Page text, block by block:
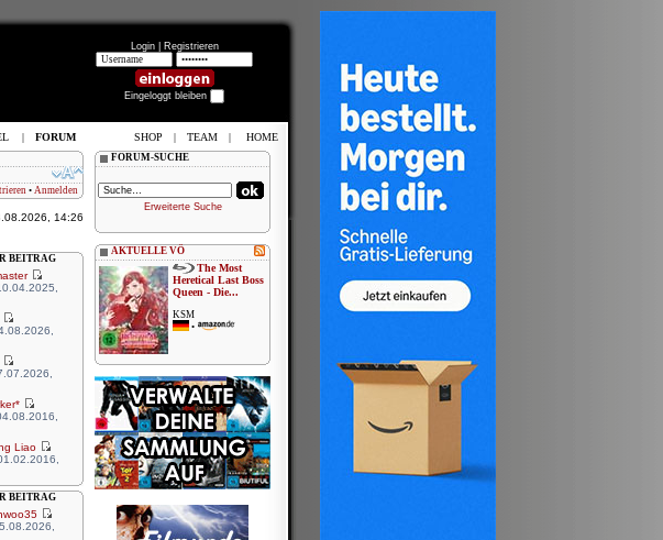
Login | Registrieren
Eingeloggt bleiben
• Anmelden
14:26
BEITRAG
Liao
BEITRAG
FORUM-SUCHE
Erweiterte Suche
AKTUELLE VÖ
The Most
Heretical Last Boss
Queen - Die...
KSM
•
| FORUM SHOP | TEAM | HOME